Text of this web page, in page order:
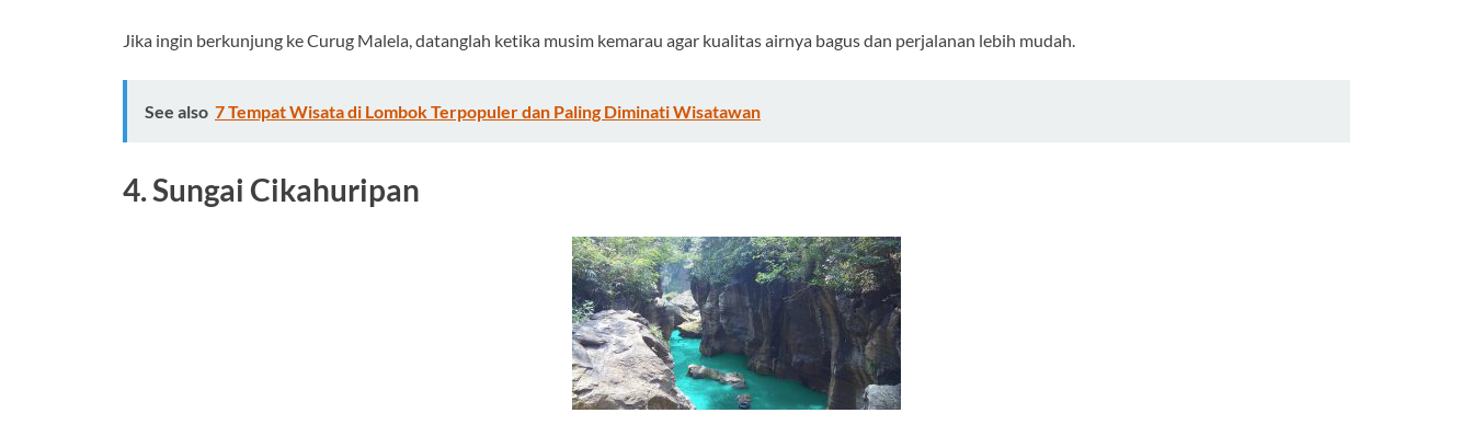
Jika ingin berkunjung ke Curug Malela, datanglah ketika musim kemarau agar kualitas airnya bagus dan perjalanan lebih mudah.
See also 7 Tempat Wisata di Lombok Terpopuler dan Paling Diminati Wisatawan
4. Sungai Cikahuripan